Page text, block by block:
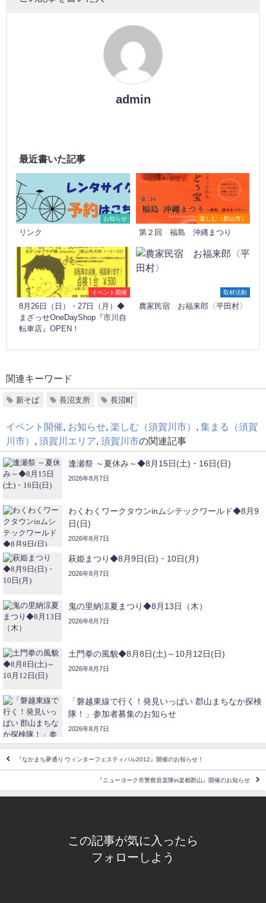
admin
最近書いた記事
お知らせ
リンク
楽しむ（郡山市）
第２回 福島 沖縄まつり
イベント開催
8月26日（日）・27日（月）◆
まざっせOneDayShop『市川自
転車店』OPEN！
取材活動
農家民宿 お福来郎〈平田村〉
関連キーワード
新そば 長沼支所 長沼町
イベント開催, お知らせ, 楽しむ（須賀川市） , 集まる（須賀
川市） , 須賀川エリア, 須賀川市の関連記事
逢瀬祭 ～夏休み～◆8月15日(土)・16日(日)
2026年8月7日
わくわくワークタウンinムシテックワールド◆8月9
日(日)
2026年8月7日
萩姫まつり◆8月9日(日)・10日(月)
2026年8月7日
鬼の里納涼夏まつり◆8月13日（木）
2026年8月7日
土門拳の風貌◆8月8日(土)～10月12日(日)
2026年8月7日
「磐越東線で行く！発見いっぱい 郡山まちなか探検
隊！」参加者募集のお知らせ
2026年8月7日
『なかまち夢通り ウィンターフェスティバル2012』開催のお知らせ！
『ニューヨーク市警察音楽隊in楽都郡山』開催のお知らせ
この記事が気に入ったら
フォローしよう